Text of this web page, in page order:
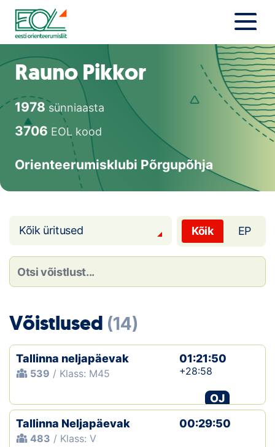
Liigu
sisu
juurde
Uudised
Orienteerujale
Eesti Orienteerumine 100!
Toetamine
Loha
Galerii
Kalender
Rauno Pikkor
1978sünniaasta
3706 EOL kood
Orienteerumisklubi Põrgupõhja
Kõik üritused Kõik EP
Võistlused (14)
Tallinna neljapäevak
539 / Klass: M45
01:21:50
+28:58
OJ
Tallinna Neljapäevak
483 / Klass: V
00:29:50